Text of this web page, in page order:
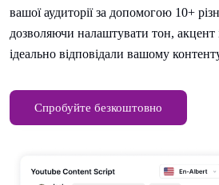
вашої аудиторії за допомогою 10+
дозволяючи налаштувати тон, акцент
ідеально відповідали вашому
Спробуйте безкоштовно